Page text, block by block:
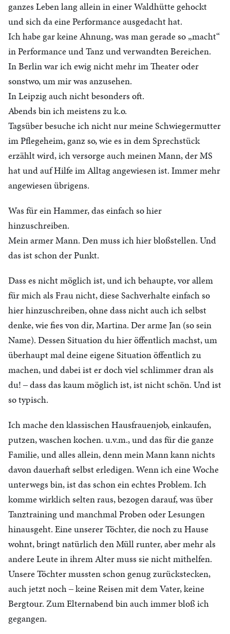
ganzes Leben lang allein in einer Waldhütte gehockt
und sich da eine Performance ausgedacht hat.
Ich habe gar keine Ahnung, was man gerade so „macht“
in Performance und Tanz und verwandten Bereichen.
In Berlin war ich ewig nicht mehr im Theater oder
sonstwo, um mir was anzusehen.
In Leipzig auch nicht besonders oft.
Abends bin ich meistens zu k.o.
Tagsüber besuche ich nicht nur meine Schwiegermutter
im Pflegeheim, ganz so, wie es in dem Sprechstück
erzählt wird, ich versorge auch meinen Mann, der MS
hat und auf Hilfe im Alltag angewiesen ist. Immer mehr
angewiesen übrigens.
Was für ein Hammer, das einfach so hier
hinzuschreiben.
Mein armer Mann. Den muss ich hier bloßstellen. Und
das ist schon der Punkt.
Dass es nicht möglich ist, und ich behaupte, vor allem
für mich als Frau nicht, diese Sachverhalte einfach so
hier hinzuschreiben, ohne dass nicht auch ich selbst
denke, wie fies von dir, Martina. Der arme Jan (so sein
Name). Dessen Situation du hier öffentlich machst, um
überhaupt mal deine eigene Situation öffentlich zu
machen, und dabei ist er doch viel schlimmer dran als
du! ‒ dass das kaum möglich ist, ist nicht schön. Und ist
so typisch.
Ich mache den klassischen Hausfrauenjob, einkaufen,
putzen, waschen kochen. u.v.m., und das für die ganze
Familie, und alles allein, denn mein Mann kann nichts
davon dauerhaft selbst erledigen. Wenn ich eine Woche
unterwegs bin, ist das schon ein echtes Problem. Ich
komme wirklich selten raus, bezogen darauf, was über
Tanztraining und manchmal Proben oder Lesungen
hinausgeht. Eine unserer Töchter, die noch zu Hause
wohnt, bringt natürlich den Müll runter, aber mehr als
andere Leute in ihrem Alter muss sie nicht mithelfen.
Unsere Töchter mussten schon genug zurückstecken,
auch jetzt noch ‒ keine Reisen mit dem Vater, keine
Bergtour. Zum Elternabend bin auch immer bloß ich
gegangen.